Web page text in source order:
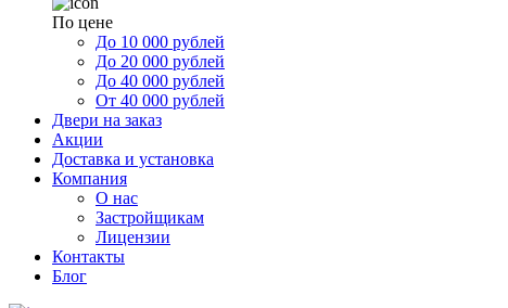
По цене
До 10 000 рублей
До 20 000 рублей
До 40 000 рублей
От 40 000 рублей
Двери на заказ
Акции
Доставка и установка
Компания
О нас
Застройщикам
Лицензии
Контакты
Блог